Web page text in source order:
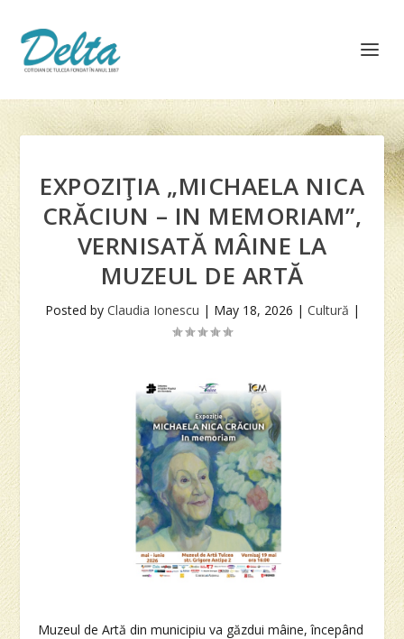
EXPOZIŢIA „MICHAELA NICA
CRĂCIUN – IN MEMORIAM”,
VERNISATĂ MÂINE LA
MUZEUL DE ARTĂ
Posted by Claudia Ionescu | May 18, 2026 | Cultură |
Muzeul de Artă din municipiu va găzdui mâine, începând